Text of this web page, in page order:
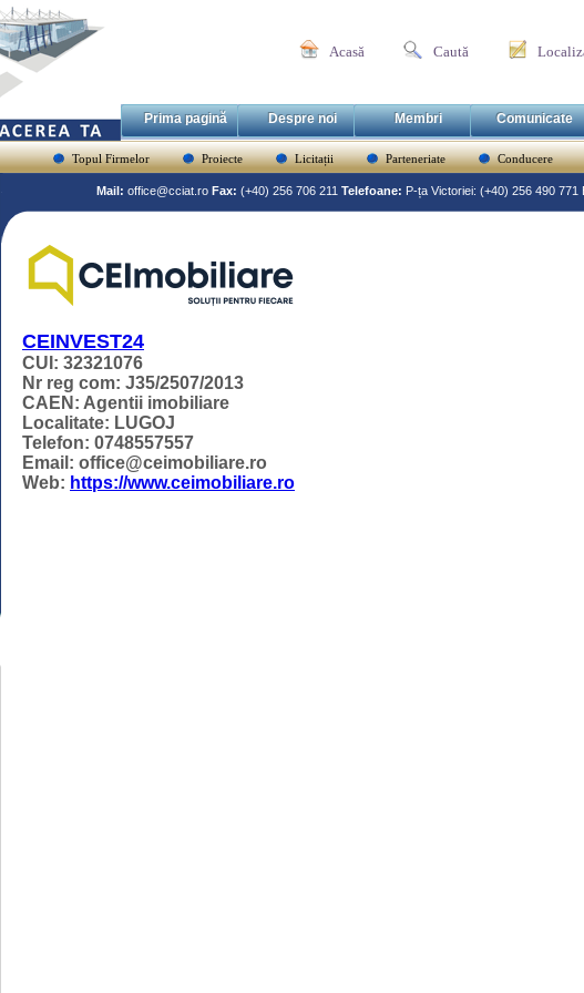
Acasă Caută
Prima pagină Despre noi Membri Comunicate
Topul Firmelor Proiecte Licitații Parteneriate Conducere
Mail: office@cciat.ro Fax: (+40) 256 706 211 Telefoane: P-ța Victoriei: (+40) 256 490
CEINVEST24
CUI: 32321076
Nr reg com: J35/2507/2013
CAEN: Agentii imobiliare
Localitate: LUGOJ
Telefon: 0748557557
Email: office@ceimobiliare.ro
Web: https://www.ceimobiliare.ro